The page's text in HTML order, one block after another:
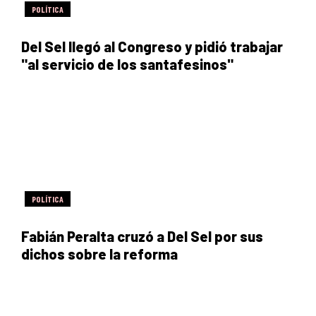
POLÍTICA
Del Sel llegó al Congreso y pidió trabajar
"al servicio de los santafesinos"
POLÍTICA
Fabián Peralta cruzó a Del Sel por sus
dichos sobre la reforma